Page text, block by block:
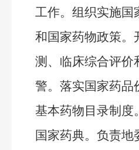
工作。组织实施国
和国家药物政策。
测、临床综合评价
警。落实国家药品
基本药物目录制度。
国家药典。 负责地